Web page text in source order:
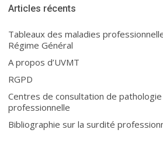
Articles récents
Tableaux des maladies
Régime Général
A propos d’UVMT
RGPD
Centres de consultation de pathologie
professionnelle
Bibliographie sur la surdité